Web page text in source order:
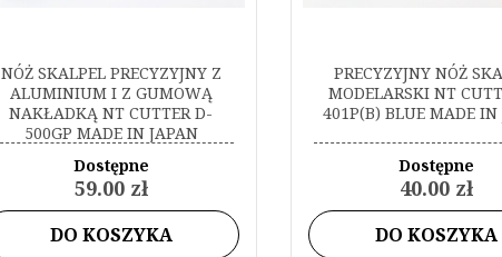
NÓŻ SKALPEL PRECYZYJNY Z
ALUMINIUM I Z GUMOWĄ
NAKŁADKĄ NT CUTTER D-
500GP MADE IN JAPAN
Dostępne
59.00 zł
DO KOSZYKA
PRECYZYJNY NÓŻ
MODELARSKI NT
401P(B) BLUE MADE IN
Dostępne
40.00 zł
DO KOSZYKA